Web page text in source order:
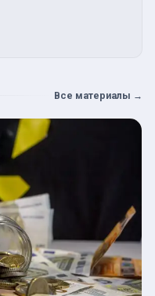
Все материалы →